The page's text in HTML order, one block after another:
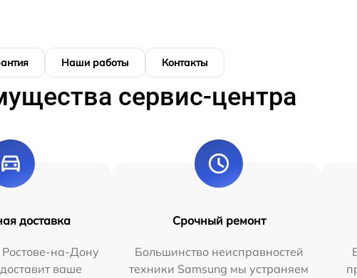
Наши работы Контакты
сервис-центра
доставка
на-Дону
ваше
Срочный ремонт
Большинство неисправностей
техники Samsung мы устраняем